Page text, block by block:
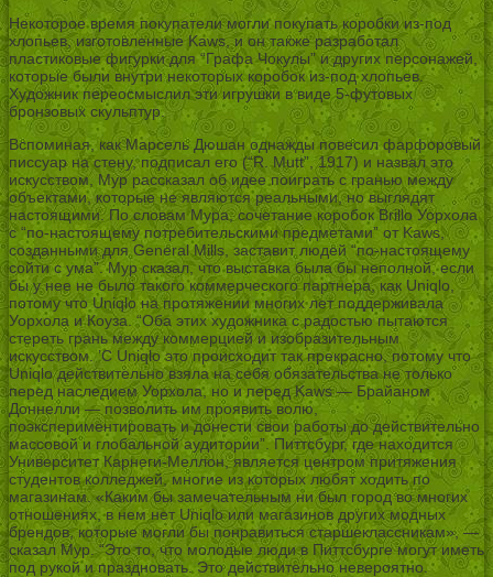
Некоторое время покупатели могли покупать коробки из-под
хлопьев, изготовленные Kaws, и он также разработал
пластиковые фигурки для “Графа Чокулы” и других персонажей,
которые были внутри некоторых коробок из-под хлопьев.
Художник переосмыслил эти игрушки в виде 5-футовых
бронзовых скульптур.
Вспоминая, как Марсель Дюшан однажды повесил фарфоровый
писсуар на стену, подписал его (“R. Mutt”, 1917) и назвал это
искусством, Мур рассказал об идее поиграть с гранью между
объектами, которые не являются реальными, но выглядят
настоящими. По словам Мура, сочетание коробок Brillo Уорхола
с “по-настоящему потребительскими предметами” от Kaws,
созданными для General Mills, заставит людей “по-настоящему
сойти с ума”. Мур сказал, что выставка была бы неполной, если
бы у нее не было такого коммерческого партнера, как Uniqlo,
потому что Uniqlo на протяжении многих лет поддерживала
Уорхола и Коуза. “Оба этих художника с радостью пытаются
стереть грань между коммерцией и изобразительным
искусством. ’С Uniqlo это происходит так прекрасно, потому что
Uniqlo действительно взяла на себя обязательства не только
перед наследием Уорхола, но и перед Kaws — Брайаном
Доннелли — позволить им проявить волю,
поэкспериментировать и донести свои работы до действительно
массовой и глобальной аудитории”. Питтсбург, где находится
Университет Карнеги-Меллон, является центром притяжения
студентов колледжей, многие из которых любят ходить по
магазинам. «Каким бы замечательным ни был город во многих
отношениях, в нем нет Uniqlo или магазинов других модных
брендов, которые могли бы понравиться старшеклассникам», —
сказал Мур. “Это то, что молодые люди в Питтсбурге могут иметь
под рукой и праздновать. Это действительно невероятно.